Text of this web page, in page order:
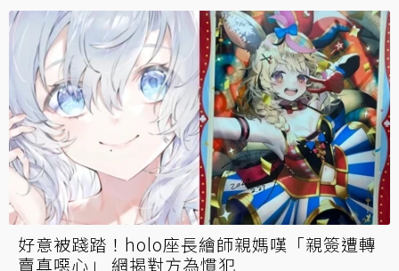
好意被踐踏！holo座長繪師親媽嘆「親簽遭轉
賣真噁心」 網揭對方為慣犯